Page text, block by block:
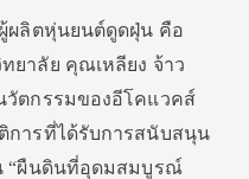
ผลิตหุ่นยนต์ดูดฝุ่น คือ
ยาลัย คุณเหลียง จ้าว
วัตกรรมของอีโคแวคส์
การที่ได้รับการสนับสนุน
“ผืนดินที่อุดมสมบูรณ์